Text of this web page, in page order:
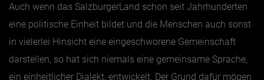
Mai
Juli
August
Auch wenn das SalzburgerLand schon seit Jahrhunderten
eine politische Einheit bildet und die Menschen auch sonst
in vielerlei Hinsicht eine eingeschworene Gemeinschaft
darstellen, so hat sich niemals eine gemeinsame Sprache,
ein einheitlicher Dialekt, entwickelt. Der Grund dafür mögen